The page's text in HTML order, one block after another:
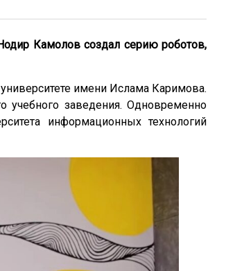
Камолов создал серию роботов,
имени Ислама Каримова.
учебного заведения. Одновременно
информационных технологий